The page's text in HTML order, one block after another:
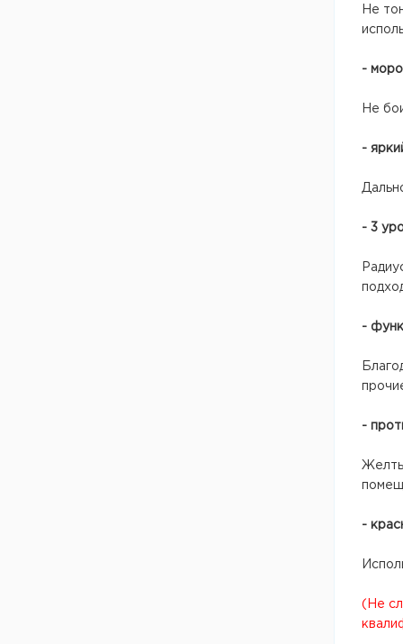
Не
-
Не
-
- 3
-
-
-
(Не